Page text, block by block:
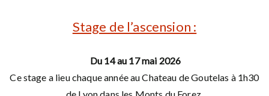
Stage de l’ascension :
Du 14 au 17 mai 2026
Ce stage a lieu chaque année au Chateau de Goutelas à 1h30